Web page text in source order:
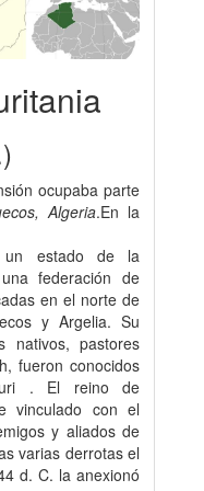
ocupaba parte
Algeria.En la
federación de
en el norte de
y Argelia. Su
nativos, pastores
fueron conocidos
. El reino de
vinculado con el
y aliados de
varias derrotas el
d. C. la anexionó